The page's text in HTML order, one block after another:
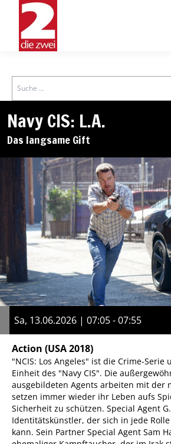
Search
Navy CIS: L.A.
Das langsame Gift
Sa, 13.06.2026 | 07:05 - 07:55
Action (USA 2018)
"NCIS: Los Angeles" ist die Crime-Serie
Einheit des "Navy CIS". Die
ausgebildeten Agents arbeiten mit der
setzen immer wieder ihr Leben aufs
Sicherheit zu schützen. Special Agent
Identitätskünstler, der sich in jede
kann. Sein Partner Special Agent Sam